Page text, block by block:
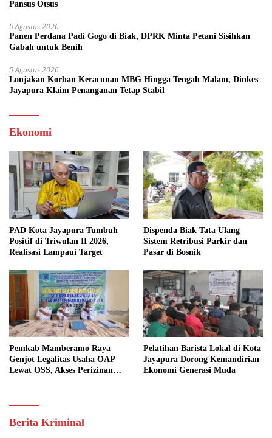
Pansus Otsus
5 Agustus 2026
Panen Perdana Padi Gogo di Biak, DPRK Minta Petani Sisihkan
Gabah untuk Benih
5 Agustus 2026
Lonjakan Korban Keracunan MBG Hingga Tengah Malam, Dinkes
Jayapura Klaim Penanganan Tetap Stabil
Ekonomi
PAD Kota Jayapura Tumbuh
Positif di Triwulan II 2026,
Realisasi Lampaui Target
Dispenda Biak Tata Ulang
Sistem Retribusi Parkir dan
Pasar di Bosnik
Pemkab Mamberamo Raya
Genjot Legalitas Usaha OAP
Lewat OSS, Akses Perizinan
Pelatihan Barista Lokal di Kota
Jayapura Dorong Kemandirian
Ekonomi Generasi Muda
Berita Kriminal